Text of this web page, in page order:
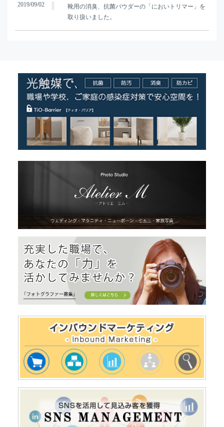
2019/09/02
靴用の消臭、抗菌パウダーの「においトリマー」を
取り扱いました。